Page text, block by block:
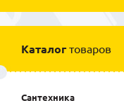
Каталог товаров
Сантехника